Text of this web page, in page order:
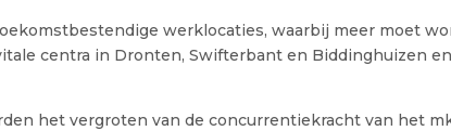
werklocaties, waarbij meer moet
centra in Dronten, Swifterbant en Biddinghuizen
het vergroten van de concurrentiekracht van het